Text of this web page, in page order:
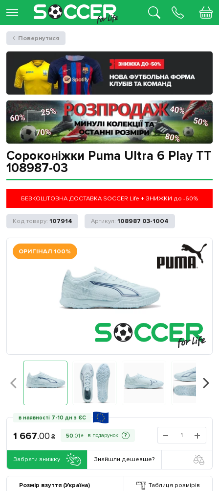
Сороконіжки Puma Ultra 6 Play TT
108987-03
БЕЗКОШТОВНА ДОСТАВКА SOCCER Life + ЗНИЖКИ до -60%
107914 108987 03-1004
ОРИГІНАЛ 100%
в наявності 7-10 дн з ЄС
1 667.00 ₴ 50.01 ₴ ?
Забрати знижку Знайшли дешевше?
Розмір взуття (Україна) Таблиця розмірів
Повернутися